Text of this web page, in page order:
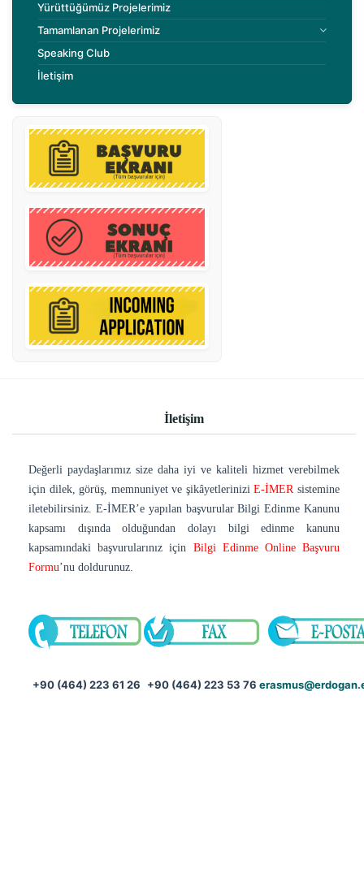
Yürüttüğümüz Projelerimiz
Tamamlanan Projelerimiz
Speaking Club
İletişim
İletişim
Değerli paydaşlarımız size daha iyi ve kaliteli hizmet verebilmek
için dilek, görüş, memnuniyet ve şikâyetleriniziE-İMERsistemine
iletebilirsiniz. E-İMER’e yapılan başvurular Bilgi Edinme Kanunu
kapsamı dışında olduğundan dolayı bilgi edinme kanunu
kapsamındaki başvurularınız için Bilgi Edinme Online Başvuru
Formu’nu doldurunuz.
+90 (464) 223 61 26 +90 (464) 223 53 76